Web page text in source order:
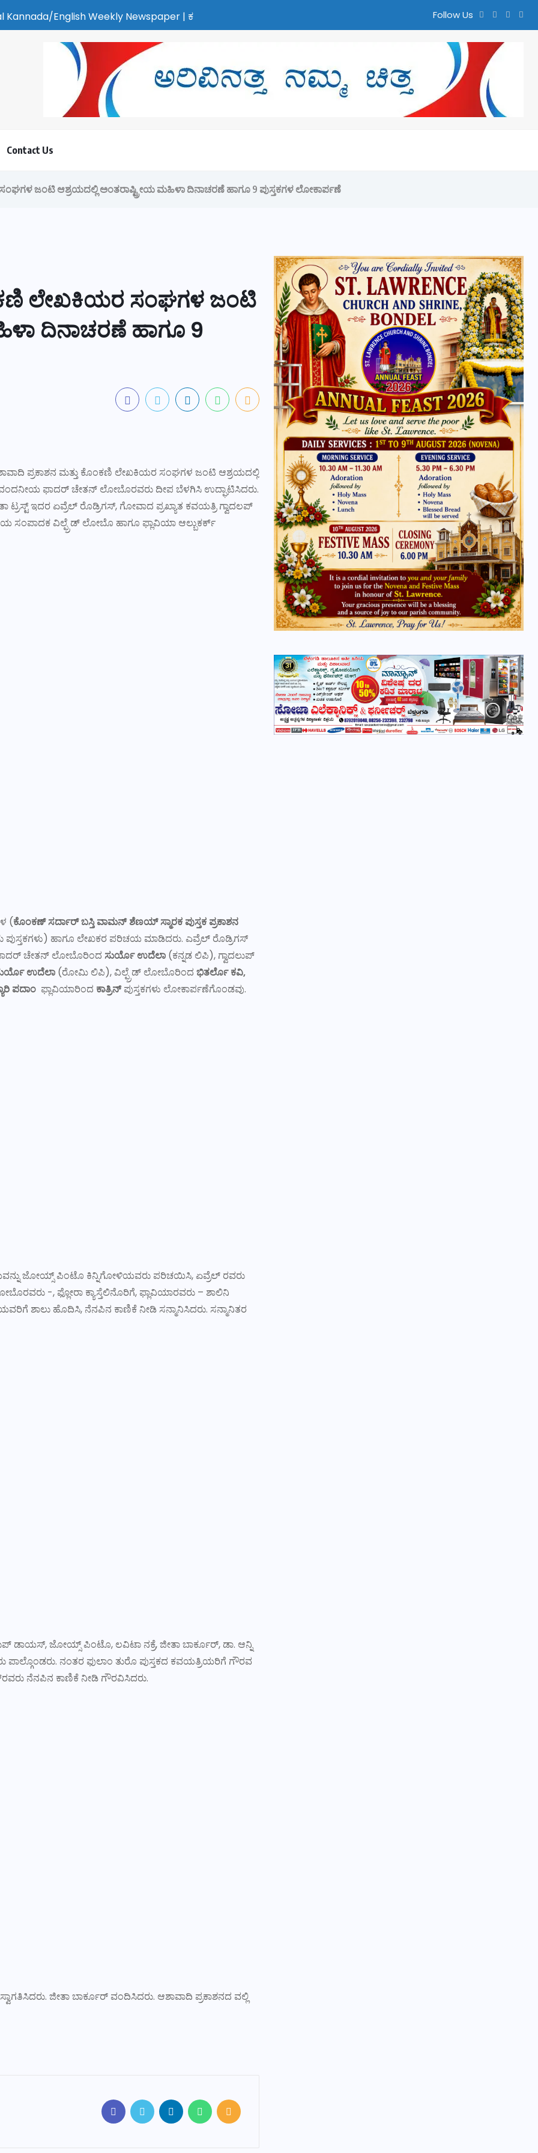
English Weekly Newspaper | ಕರಾವಳಿ ಸುದ್ದಿ - ಅರವಿನತ್ತ ನಮ್ಮ ಚಿತ್ತ Follow Us
Contact Us
ಜಂಟಿ ಆಶ್ರಯದಲ್ಲಿ ಅಂತರಾಷ್ಟ್ರೀಯ ಮಹಿಳಾ ದಿನಾಚರಣೆ ಹಾಗೂ 9 ಪುಸ್ತಕಗಳ ಲೋಕಾರ್ಪಣೆ
ಲೇಖಕಿಯರ ಸಂಘಗಳ ಜಂಟಿ
ದಿನಾಚರಣೆ ಹಾಗೂ 9
ಪ್ರಕಾಶನ ಮತ್ತು ಕೊಂಕಣಿ ಲೇಖಕಿಯರ ಸಂಘಗಳ ಜಂಟಿ ಆಶ್ರಯದಲ್ಲಿ
ಫಾದರ್ ಚೇತನ್‌ ಲೋಬೊರವರು ದೀಪ ಬೆಳಗಿಸಿ ಉದ್ಘಾಟಿಸಿದರು.
ಇದರ ಏವ್ರೆಲ್‌ ರೊಡ್ರಿಗಸ್‌, ಗೋವಾದ ಪ್ರಖ್ಯಾತ ಕವಯತ್ರಿ ಗ್ವಾದಲಪ್‌
ಸಂಪಾದಕ ವಿಲ್ಫ್ರೆಡ್‌ ಲೋಬೊ ಹಾಗೂ ಫ್ಲಾವಿಯಾ ಆಲ್ಬುಕರ್ಕ್‌
(ಕೊಂಕಣ್‌ ಸರ್ದಾರ್‌ ಬಸ್ತಿ ವಾಮನ್‌ ಶೆಣಯ್‌ ಸ್ಮಾರಕ ಪುಸ್ತಕ ಪ್ರಕಾಶನ
ಪುಸ್ತಕಗಳು) ಹಾಗೂ ಲೇಖಕರ ಪರಿಚಯ ಮಾಡಿದರು. ಎವ್ರೆಲ್‌ ರೊಡ್ರಿಗಸ್‌
ಚೇತನ್‌ ಲೋಬೊರಿಂದ ಸುರ್ಯೊ ಉದೆಲಾ (ಕನ್ನಡ ಲಿಪಿ), ಗ್ವಾದಲುಪ್‌
ಉದೆಲಾ (ರೋಮಿ ಲಿಪಿ), ವಿಲ್ಫ್ರೆಡ್‌ ಲೋಬೊರಿಂದ ಭಿತರ್ಲೊ ಕವಿ,
ಪದಾಂ ಫ್ಲಾವಿಯಾರಿಂದ ಕಾತ್ರಿನ್ಪುಸ್ತಕಗಳು ಲೋಕಾರ್ಪಣೆಗೊಂಡವು.
ಜೋಯ್ಸ್‌ ಪಿಂಟೊ ಕಿನ್ನಿಗೋಳಿಯವರು ಪರಿಚಯಿಸಿ, ಏವ್ರೆಲ್‌ ರವರು
-, ಫ್ಲೋರಾ ಕ್ಯಾಸ್ತೆಲಿನೊರಿಗೆ, ಫ್ಲಾವಿಯಾರವರು – ಶಾಲಿನಿ
ಶಾಲು ಹೊದಿಸಿ, ನೆನಪಿನ ಕಾಣಿಕೆ ನೀಡಿ ಸನ್ಮಾನಿಸಿದರು. ಸನ್ಮಾನಿತರ
ಡಾಯಸ್‌, ಜೋಯ್ಸ್‌ ಪಿಂಟೊ, ಲವಿಟಾ ನಕ್ರೆ, ಜೀತಾ ಬಾರ್ಕೂರ್‌, ಡಾ. ಆನ್ನಿ
ನಂತರ ಫುಲಾಂ ತುರೊ ಪುಸ್ತಕದ ಕವಯತ್ರಿಯರಿಗೆ ಗೌರವ
ನೆನಪಿನ ಕಾಣಿಕೆ ನೀಡಿ ಗೌರವಿಸಿದರು.
ಜೀತಾ ಬಾರ್ಕೂರ್‌ ವಂದಿಸಿದರು. ಆಶಾವಾದಿ ಪ್ರಕಾಶನದ ವಲ್ಲಿ